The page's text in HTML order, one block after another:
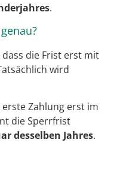
.
die Frist erst mit
wird
Zahlung erst im
die Sperrfrist
desselben Jahres.